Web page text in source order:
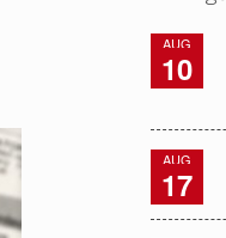
AUG
10
AUG
17